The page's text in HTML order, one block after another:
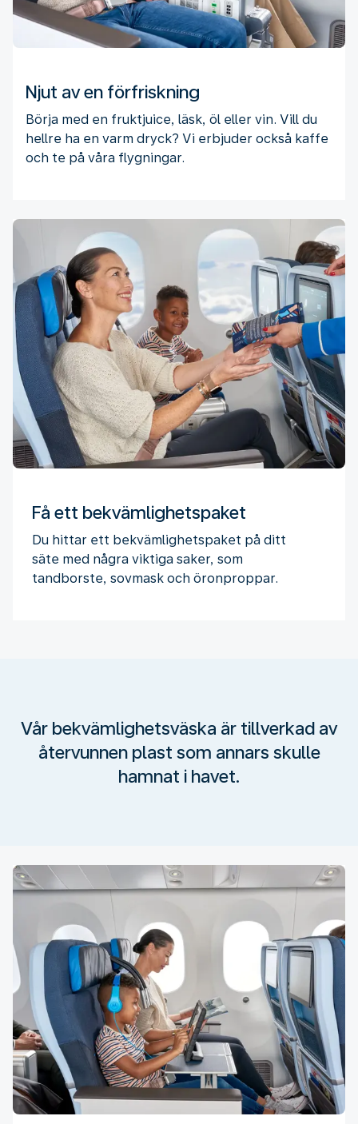
Njut av en förfriskning
Börja med en fruktjuice, läsk, öl eller vin. Vill du
hellre ha en varm dryck? Vi erbjuder också kaffe
och te på våra flygningar.
Få ett bekvämlighetspaket
Du hittar ett bekvämlighetspaket på ditt
säte med några viktiga saker, som
tandborste, sovmask och öronproppar.
Vår bekvämlighetsväska är tillverkad av
återvunnen plast som annars skulle
hamnat i havet.